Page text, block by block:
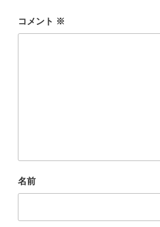
コメント ※
名前